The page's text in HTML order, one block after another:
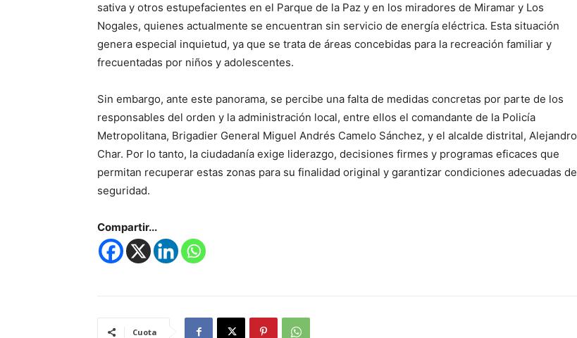
sativa y otros estupefacientes en el Parque de la Paz y en los miradores de Miramar y Los
Nogales, quienes actualmente se encuentran sin servicio de energía eléctrica. Esta situación
genera especial inquietud, ya que se trata de áreas concebidas para la recreación familiar y
frecuentadas por niños y adolescentes.
Sin embargo, ante este panorama, se percibe una falta de medidas concretas por parte de los
responsables del orden y la administración local, entre ellos el comandante de la Policía
Metropolitana, Brigadier General Miguel Andrés Camelo Sánchez, y el alcalde distrital, Alejandro
Char. Por lo tanto, la ciudadanía exige liderazgo, decisiones firmes y programas eficaces que
permitan recuperar estas zonas para su finalidad original y garantizar condiciones adecuadas de
seguridad.
Compartir...
Cuota